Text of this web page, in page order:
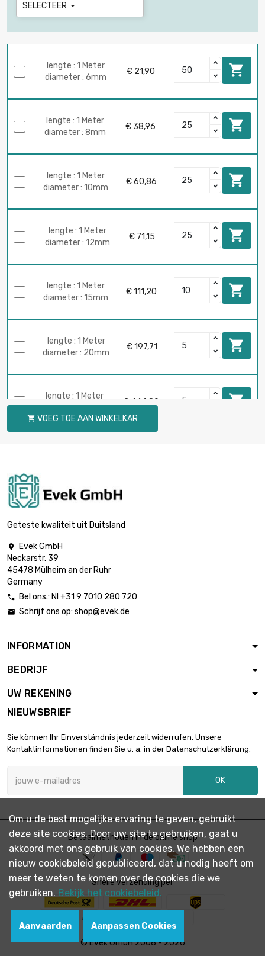
SELECTEER 
lengte : 1 Meter
diameter : 6mm
€ 21,90 
lengte : 1 Meter
diameter : 8mm
€ 38,96 
lengte : 1 Meter
diameter : 10mm
€ 60,86 
lengte : 1 Meter
diameter : 12mm
€ 71,15 
lengte : 1 Meter
diameter : 15mm
€ 111,20 
lengte : 1 Meter
diameter : 20mm
€ 197,71 
lengte : 1 Meter
diameter : 30mm
€ 444,80 
 VOEG TOE AAN WINKELKAR
Geteste kwaliteit uit Duitsland

Evek GmbH
Neckarstr. 39
45478 Mülheim an der Ruhr
Germany
 Bel ons.: Nl +31 9 7010 280 720
 Schrijf ons op: shop@evek.de
INFORMATION
BEDRIJF
UW REKENING
NIEUWSBRIEF
Sie können Ihr Einverständnis jederzeit widerrufen. Unsere
Kontaktinformationen finden Sie u. a. in der Datenschutzerklärung.
OK
Betaalmethoden in de online shop
Snelle verzending per
© Evek GmbH 2008 - 2026
Om u de best mogelijke ervaring te geven, gebruikt
deze site cookies. Door uw site te gebruiken, gaat u
akkoord met ons gebruik van cookies. We hebben een
nieuw cookiebeleid gepubliceerd, dat u nodig heeft om
meer te weten te komen over de cookies die we
gebruiken. Bekijk het cookiebeleid.
Aanvaarden Aanpassen Cookies